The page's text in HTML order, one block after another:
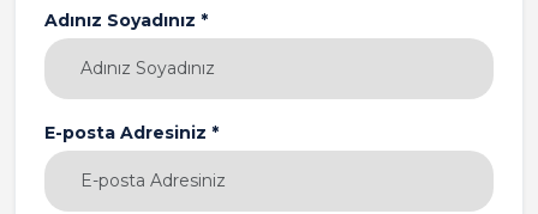
Adınız Soyadınız *
E-posta Adresiniz *